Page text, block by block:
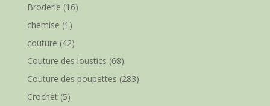
Broderie (16)
chemise (1)
couture (42)
Couture des loustics (68)
Couture des poupettes (283)
Crochet(5)